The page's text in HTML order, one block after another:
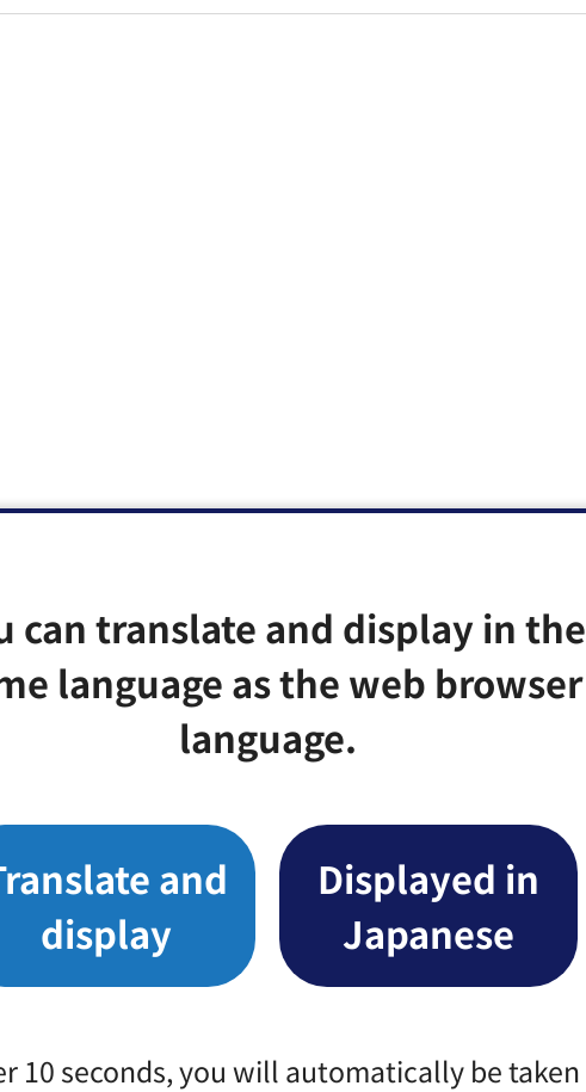
can translate and display in the
language as the web browser
language.
and
display
Displayed in
Japanese
10 seconds, you will automatically be taken